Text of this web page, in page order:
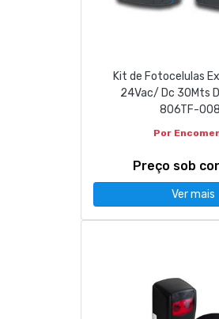
Kit de Fotocelulas
24Vac/ Dc 30Mts
806TF-
Por
Preço sob
Ver mais